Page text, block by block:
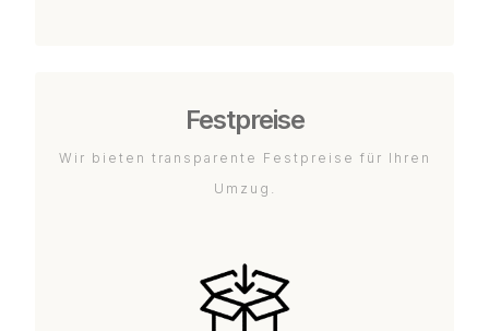
Festpreise
Wir bieten transparente Festpreise für Ihren
Umzug.